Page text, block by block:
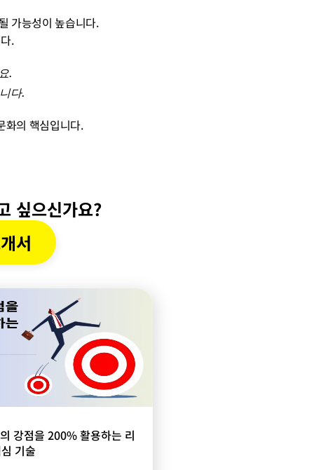
가능성이 높습니다.
.
.
다.
화의 핵심입니다.
싶으신가요?
서
강점을 200% 활용하는 리
기술